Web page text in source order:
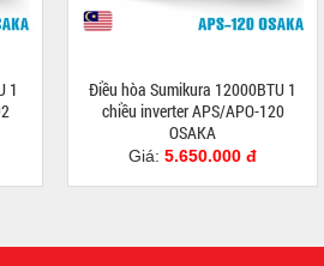
1
Điều hòa Sumikura 12000BTU 1
chiều inverter APS/APO-120
OSAKA
Giá: 5.650.000 đ